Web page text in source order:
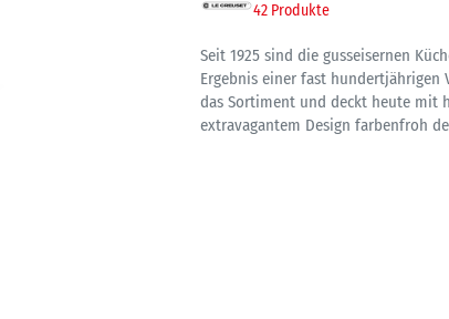
42 Produkte
Seit 1925 sind die gusseisernen
Ergebnis einer fast hundertjährigen
das Sortiment und deckt heute mit
extravagantem Design farbenfroh